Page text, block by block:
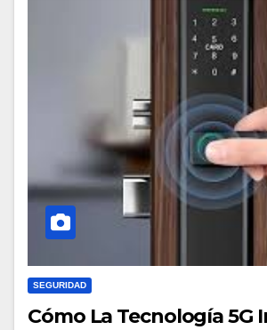
SEGURIDAD
Cómo La Tecnología 5G